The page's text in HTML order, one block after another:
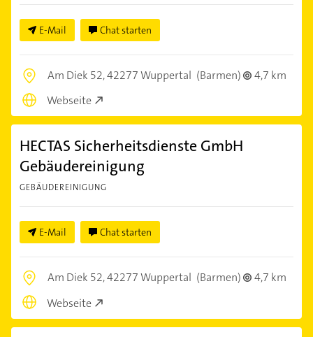
E-Mail Chat starten
Am Diek 52,42277 Wuppertal (Barmen)
4,7 km
Webseite
HECTAS Sicherheitsdienste GmbH
Gebäudereinigung
GEBÄUDEREINIGUNG
E-Mail Chat starten
Am Diek 52,42277 Wuppertal (Barmen)
4,7 km
Webseite